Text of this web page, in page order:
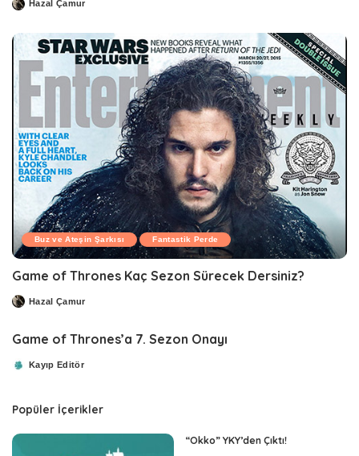
PostedHazal Çamur
Buz ve Ateşin Şarkısı Fantastik Perde
Game of Thrones Kaç Sezon Sürecek Dersiniz?
PostedHazal Çamur
Game of Thrones’a 7. Sezon Onayı
PostedKayıp Editör
Popüler İçerikler
“Okko” YKY’den Çıktı!